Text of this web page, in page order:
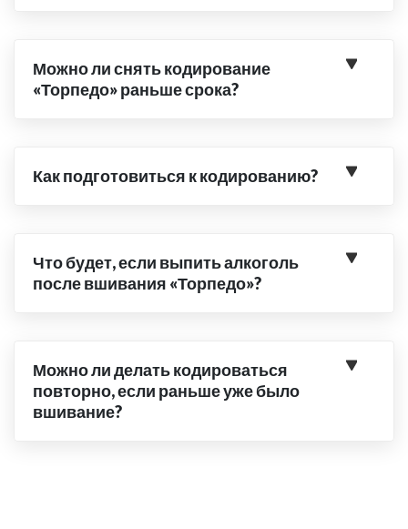
Можно ли снять кодирование
«Торпедо» раньше срока?
Как подготовиться к кодированию?
Что будет, если выпить алкоголь
после вшивания «Торпедо»?
Можно ли делать кодироваться
повторно, если раньше уже было
вшивание?